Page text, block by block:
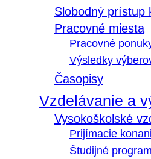
Slobodný prístup
Pracovné miesta
Pracovné
Výsledky
Časopisy
Vzdelávanie a
Vysokoškolské
Prijímacie
Študijné